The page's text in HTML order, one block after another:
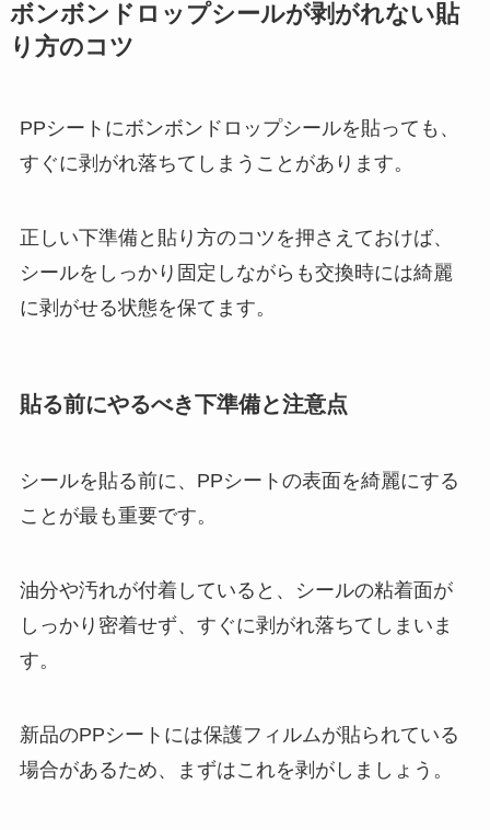
ボンボンドロップシールが剥がれない貼
り方のコツ
PPシートにボンボンドロップシールを貼っても、
すぐに剥がれ落ちてしまうことがあります。
正しい下準備と貼り方のコツを押さえておけば、
シールをしっかり固定しながらも交換時には綺麗
に剥がせる状態を保てます。
貼る前にやるべき下準備と注意点
シールを貼る前に、PPシートの表面を綺麗にする
ことが最も重要です。
油分や汚れが付着していると、シールの粘着面が
しっかり密着せず、すぐに剥がれ落ちてしまいま
す。
新品のPPシートには保護フィルムが貼られている
場合があるため、まずはこれを剥がしましょう。